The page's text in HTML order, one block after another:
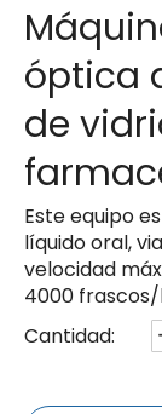
óptica
de
Este equipo
líquido oral,
velocidad
4000
Cantidad: